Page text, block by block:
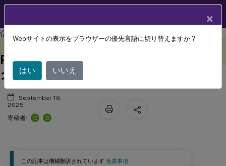
Citrix Analytics for Security
この記事は機械翻訳されています.免責事項
Citrix Analytics for Security™ および
Performance のトラブルシューティン
グ
September 16,
2025
寄稿者:
C C
×
Webサイトの表示をブラウザーの優先言語に切り替えますか ?
はい いいえ